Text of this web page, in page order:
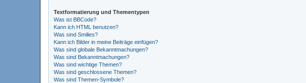
Textformatierung und Thementypen
Was ist BBCode?
Kann ich HTML benutzen?
Was sind Smilies?
Kann ich Bilder in meine Beiträge einfügen?
Was sind globale Bekanntmachungen?
Was sind Bekanntmachungen?
Was sind wichtige Themen?
Was sind geschlossene Themen?
Was sind Themen-Symbole?